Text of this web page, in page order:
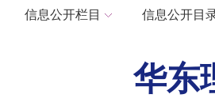
信息公开栏目 信息公开目
华东